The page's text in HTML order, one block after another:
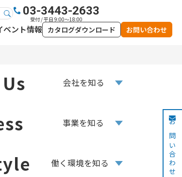
03-3443-2633
受付 / 平日 9:00～18:00
ベント情報 カタログダウンロード お問い合わせ
会社を知る
事業を知る
働く環境を知る お問い合わせ